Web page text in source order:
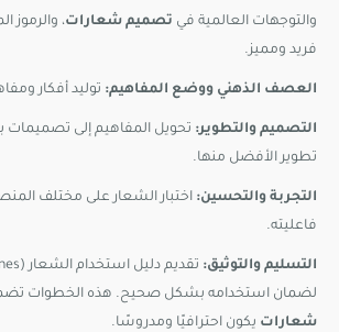
والتوجهات العالمية في تصميم شعارات، والرموز
فريد ومميز.
العصف الذهني ووضع المفاهيم: توليد أفكار
التصميم والتطوير: تحويل المفاهيم إلى تصميمات
تطوير الأفضل منها.
التجربة والتحسين: اختبار الشعار على مختلف
فاعليته.
التسليم والتوثيق:
لضمان استخدامه بشكل صحيح. هذه الخطوات
شعارات يكون احترافيًا ومدروسًا.